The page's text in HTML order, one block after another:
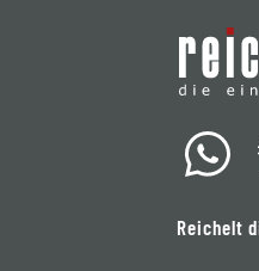
Reichelt